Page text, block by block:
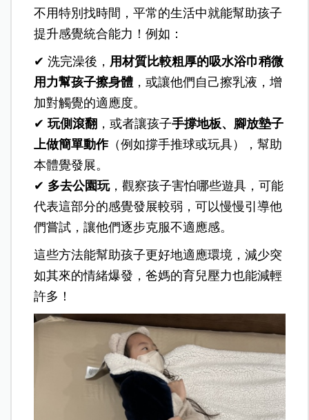
不用特別找時間，平常的生活中就能幫助孩子
提升感覺統合能力！例如：
✔ 洗完澡後， 用材質比較粗厚的吸水浴巾稍微
用力幫孩子擦身體 ，或讓他們自己擦乳液，增
加對觸覺的適應度。
✔ 玩側滾翻 ，或者讓孩子手撐地板、腳放墊子
上做簡單動作（例如撐手推球或玩具），幫助
本體覺發展。
✔ 多去公園玩，觀察孩子害怕哪些遊具，可能
代表這部分的感覺發展較弱，可以慢慢引導他
們嘗試，讓他們逐步克服不適應感。
這些方法能幫助孩子更好地適應環境，減少突
如其來的情緒爆發，爸媽的育兒壓力也能減輕
許多！